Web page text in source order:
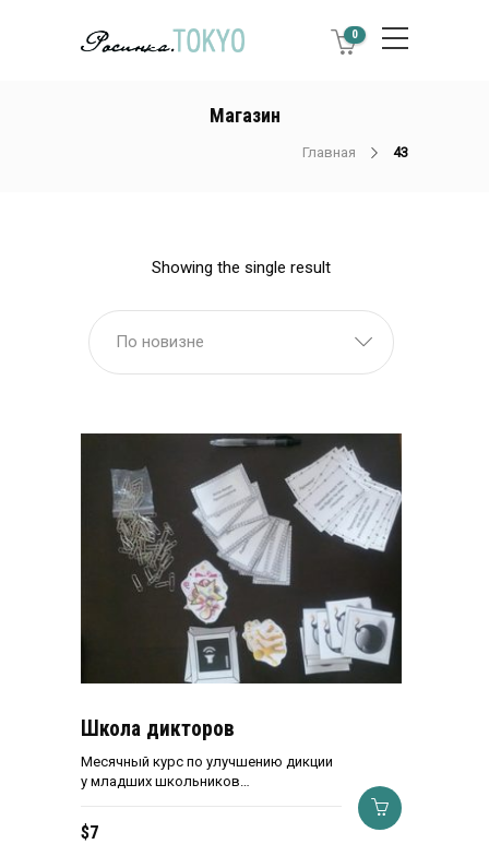
0
Магазин
Главная 43
Showing the single result
По новизне
Школа дикторов
Месячный курс по улучшению дикции
у младших школьников…
$7